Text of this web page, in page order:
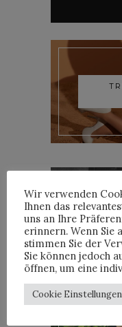
Wir verwenden
Ihnen das
uns an Ihre
erinnern. Wenn Sie
stimmen Sie der
Sie können jedoch
öffnen, um eine
Cookie Einstellungen